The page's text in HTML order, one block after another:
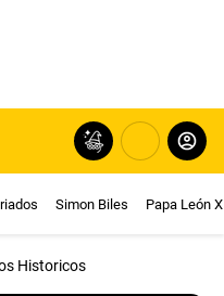
Simon Biles Papa León
Historicos